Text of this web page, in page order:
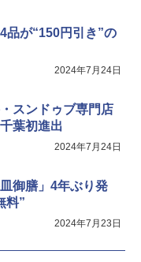
品が“150円引き”の
2024年7月24日
スンドゥブ専門店
葉初進出
2024年7月24日
御膳」4年ぶり発
料”
2024年7月23日